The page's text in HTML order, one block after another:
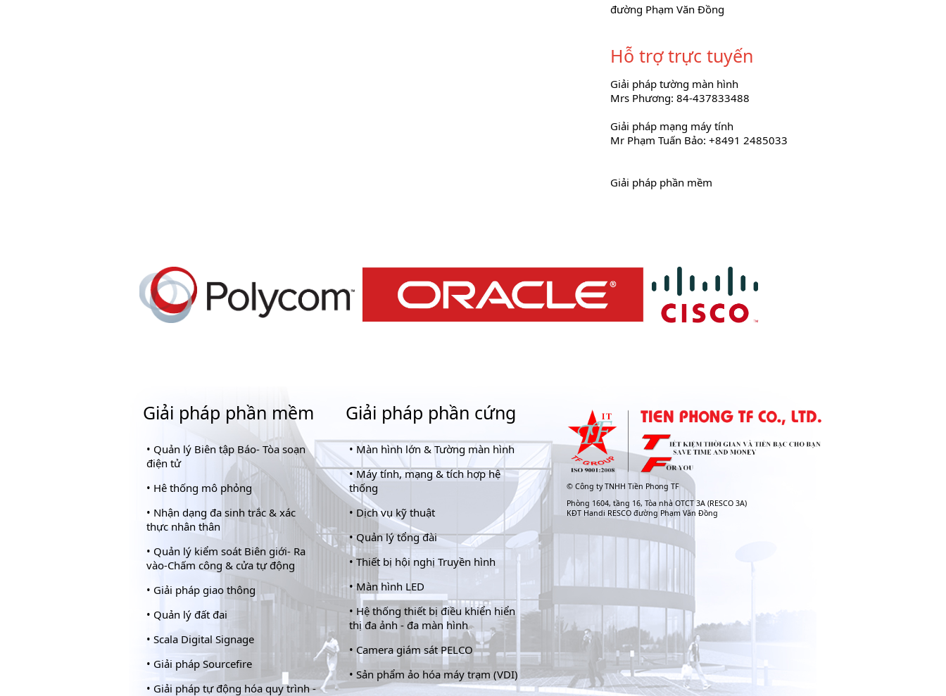
đường Phạm Văn Đồng
Hỗ trợ trực tuyến
Giải pháp tường màn hình
Mrs Phương: 84-437833488
Giải pháp mạng máy tính
Mr Phạm Tuấn Bảo: +8491 2485033
Giải pháp phần mềm
Giải pháp phần mềm
• Quản lý Biên tập Báo- Tòa soạn
điện tử
• Hê thống mô phỏng
• Nhận dạng đa sinh trắc & xác
thực nhân thân
• Quản lý kiểm soát Biên giới- Ra
vào-Chấm công & cửa tự động
• Giải pháp giao thông
• Quản lý đất đai
• Scala Digital Signage
• Giải pháp Sourcefire
• Giải pháp tự động hóa quy trình -
Giải pháp phần cứng
• Màn hình lớn & Tường màn hình
•Máy tính, mạng & tích hợp hệ
thống
• Dịch vụ kỹ thuật
•Quản lý tổng đài
•Thiết bị hội nghị Truyền hình
•Màn hình LED
• Hệ thống thiết bị điều khiển hiển
thị đa ảnh - đa màn hình
•Camera giám sát PELCO
•Sản phẩm ảo hóa máy trạm (VDI)
©Công ty TNHH Tiền Phong TF
Phòng 1604, tầng 16, Tòa nhà OTCT 3A (RESCO 3A)
KĐT Handi RESCO đường Phạm Văn Đồng